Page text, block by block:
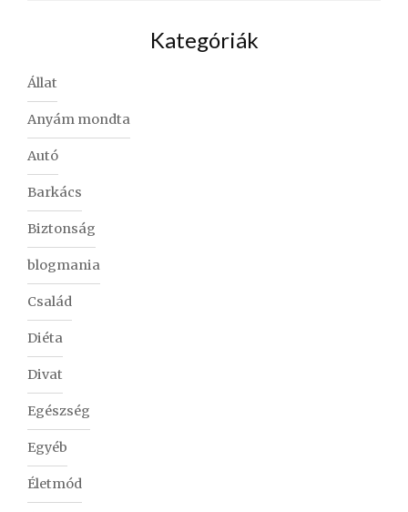
Kategóriák
Állat
Anyám mondta
Autó
Barkács
Biztonság
blogmania
Család
Diéta
Divat
Egészség
Egyéb
Életmód